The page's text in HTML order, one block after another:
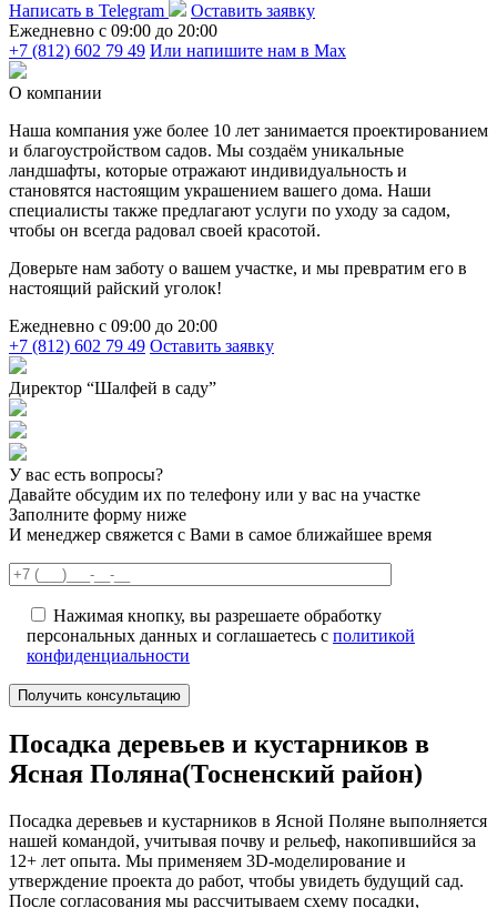
Написать в Telegram
Оставить заявку
Ежедневно c 09:00 до 20:00
+7 (812) 602 79 49 Или напишите нам в Max
О компании
Наша компания уже более 10 лет занимается проектированием
и благоустройством садов. Мы создаём уникальные
ландшафты, которые отражают индивидуальность и
становятся настоящим украшением вашего дома. Наши
специалисты также предлагают услуги по уходу за садом,
чтобы он всегда радовал своей красотой.
Доверьте нам заботу о вашем участке, и мы превратим его в
настоящий райский уголок!
Ежедневно c 09:00 до 20:00
+7 (812) 602 79 49 Оставить заявку
Директор “Шалфей в саду”
У вас есть вопросы?
Давайте обсудим их по телефону или у вас на участке
Заполните форму ниже
И менеджер свяжется с Вами в самое ближайшее время
Нажимая кнопку, вы разрешаете обработку
персональных данных и соглашаетесь с политикой
конфиденциальности
Посадка деревьев и кустарников в
Ясная Поляна(Тосненский район)
Посадка деревьев и кустарников в Ясной Поляне выполняется
нашей командой, учитывая почву и рельеф, накопившийся за
12+ лет опыта. Мы применяем 3D-моделирование и
утверждение проекта до работ, чтобы увидеть будущий сад.
После согласования мы рассчитываем схему посадки,